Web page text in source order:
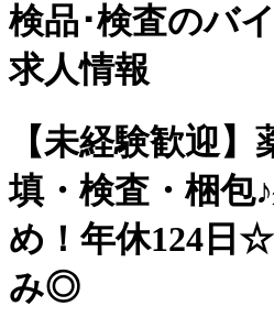
検品･検査のバ
求人情報
【未経験歓迎
填・検査・梱包
め！年休124日
み◎